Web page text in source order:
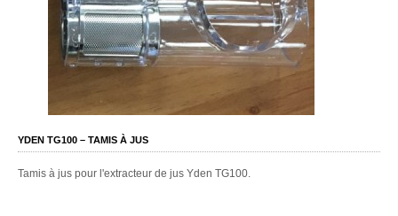
YDEN TG100 – TAMIS À JUS
Tamis à jus pour l'extracteur de jus Yden TG100.